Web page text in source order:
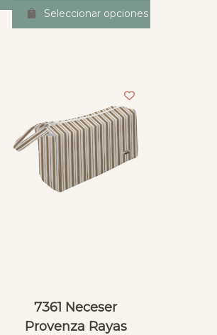
Seleccionar opciones
7361 Neceser
Provenza Rayas